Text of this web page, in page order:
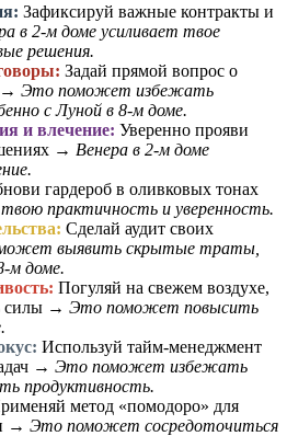
Зафиксируй важные контракты и
в 2-м доме усиливает твое
решения.
Задай прямой вопрос о
→ Это поможет избежать
с Луной в 8-м доме.
и влечение: Уверенно прояви
→ Венера в 2-м доме
гардероб в оливковых тонах
практичность и уверенность.
Сделай аудит своих
выявить скрытые траты,
м доме.
Погуляй на свежем воздухе,
силы → Это поможет повысить
Используй тайм-менеджмент
→ Это поможет избежать
продуктивность.
метод «помодоро» для
→ Это поможет сосредоточиться